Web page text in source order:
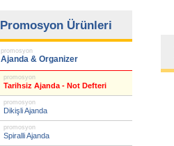
Promosyon Ürünleri
promosyon
Ajanda & Organizer
promosyon
Tarihsiz Ajanda - Not Defteri
promosyon
Dikişli Ajanda
promosyon
Spiralli Ajanda